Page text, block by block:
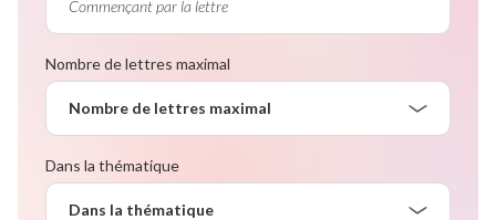
Nombre de lettres maximal
Nombre de lettres maximal
Dans la thématique
Dans la thématique